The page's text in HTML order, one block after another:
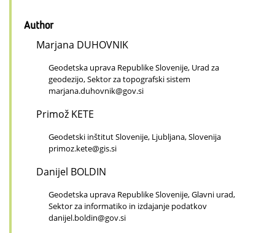
Author
Marjana DUHOVNIK
Geodetska uprava Republike Slovenije, Urad za
geodezijo, Sektor za topografski sistem
marjana.duhovnik@gov.si
Primož KETE
Geodetski inštitut Slovenije, Ljubljana, Slovenija
primoz.kete@gis.si
Danijel BOLDIN
Geodetska uprava Republike Slovenije, Glavni urad,
Sektor za informatiko in izdajanje podatkov
danijel.boldin@gov.si